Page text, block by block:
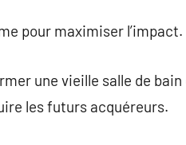
pour maximiser l’impact.
une vieille salle de
les futurs acquéreurs.